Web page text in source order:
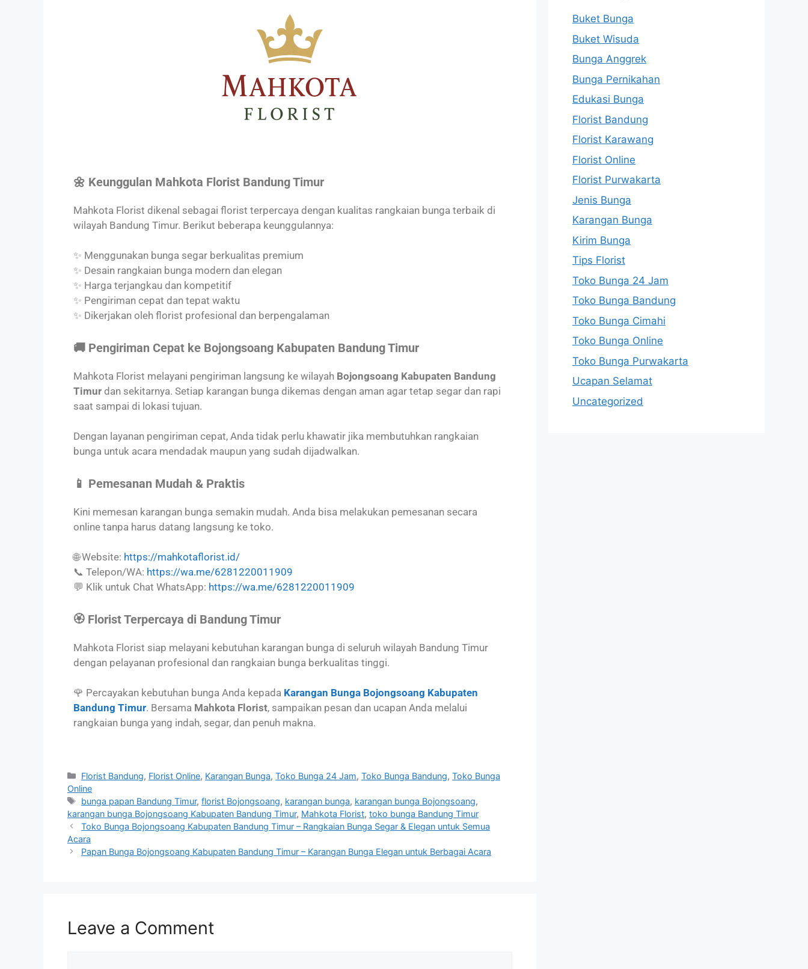
🌼 Keunggulan Mahkota Florist Bandung Timur
Mahkota Florist dikenal sebagai florist terpercaya dengan kualitas rangkaian bunga terbaik di
wilayah Bandung Timur. Berikut beberapa keunggulannya:
✨ Menggunakan bunga segar berkualitas premium
✨ Desain rangkaian bunga modern dan elegan
✨ Harga terjangkau dan kompetitif
✨ Pengiriman cepat dan tepat waktu
✨ Dikerjakan oleh florist profesional dan berpengalaman
🚚 Pengiriman Cepat ke Bojongsoang Kabupaten Bandung Timur
Mahkota Florist melayani pengiriman langsung ke wilayah Bojongsoang Kabupaten Bandung
Timur dan sekitarnya. Setiap karangan bunga dikemas dengan aman agar tetap segar dan rapi
saat sampai di lokasi tujuan.
Dengan layanan pengiriman cepat, Anda tidak perlu khawatir jika membutuhkan rangkaian
bunga untuk acara mendadak maupun yang sudah dijadwalkan.
📱 Pemesanan Mudah & Praktis
Kini memesan karangan bunga semakin mudah. Anda bisa melakukan pemesanan secara
online tanpa harus datang langsung ke toko.
🌐 Website: https://mahkotaflorist.id/
📞 Telepon/WA: https://wa.me/6281220011909
💬 Klik untuk Chat WhatsApp: https://wa.me/6281220011909
🏵️ Florist Terpercaya di Bandung Timur
Mahkota Florist siap melayani kebutuhan karangan bunga di seluruh wilayah Bandung Timur
dengan pelayanan profesional dan rangkaian bunga berkualitas tinggi.
🌹 Percayakan kebutuhan bunga Anda kepada Karangan Bunga Bojongsoang Kabupaten
Bandung Timur. Bersama Mahkota Florist, sampaikan pesan dan ucapan Anda melalui
rangkaian bunga yang indah, segar, dan penuh makna.
Florist Bandung, Florist Online, Karangan Bunga,Toko Bunga 24 Jam,Toko Bunga Bandung,Toko Bunga
Online
bunga papan Bandung Timur,florist Bojongsoang, karangan bunga, karangan bunga Bojongsoang,
karangan bunga Bojongsoang Kabupaten Bandung Timur, Mahkota Florist, toko bunga Bandung Timur
Toko Bunga Bojongsoang Kabupaten Bandung Timur – Rangkaian Bunga Segar & Elegan untuk Semua
Acara
Papan Bunga Bojongsoang Kabupaten Bandung Timur – Karangan Bunga Elegan untuk Berbagai Acara
Leave a Comment
Buket Bunga
Buket Wisuda
Bunga Anggrek
Bunga Pernikahan
Edukasi Bunga
Florist Bandung
Florist Karawang
Florist Online
Florist Purwakarta
Jenis Bunga
Karangan Bunga
Kirim Bunga
Tips Florist
Toko Bunga 24 Jam
Toko Bunga Bandung
Toko Bunga Cimahi
Toko Bunga Online
Toko Bunga Purwakarta
Ucapan Selamat
Uncategorized